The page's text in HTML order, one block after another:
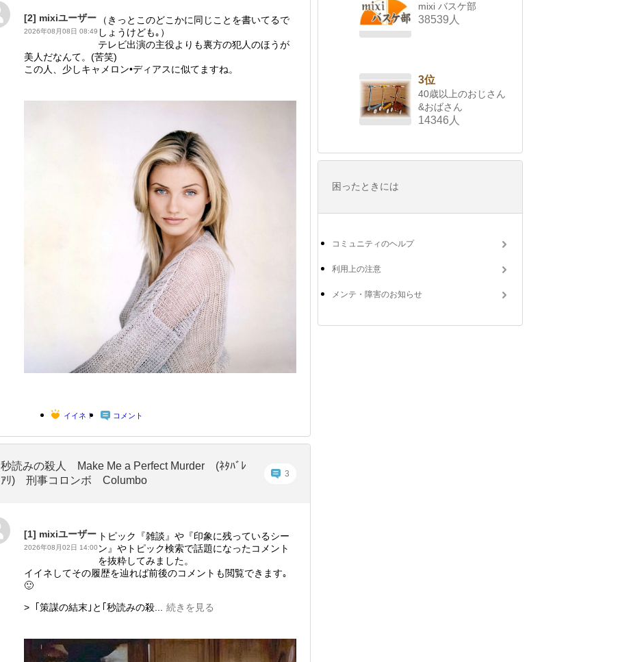
[2] mixiユーザー
2026年08月08日 08:49
（きっとこのどこかに同じことを書いてるで
しょうけども｡）
テレビ出演の主役よりも裏方の犯人のほうが
美人だなんて。(苦笑)
この人、少しキャメロン•ディアスに似てますね。
イイネ！ コメント
秒読みの殺人 Make Me a Perfect Murder (ﾈﾀﾊﾞﾚ
ｱﾘ) 刑事コロンボ Columbo
3
[1] mixiユーザー
2026年08月02日 14:00
トピック『雑談』や『印象に残っているシー
ン』やトピック検索で話題になったコメント
を抜粋してみました。
イイネしてその履歴を辿れば前後のコメントも閲覧できます｡ㅤ
🙂
> ｢策謀の結末｣と｢秒読みの殺...
続きを見る
mixi バスケ部
38539人
3位
40歳以上のおじさん
&おばさん
14346人
困ったときには
コミュニティのヘルプ
利用上の注意
メンテ・障害のお知らせ